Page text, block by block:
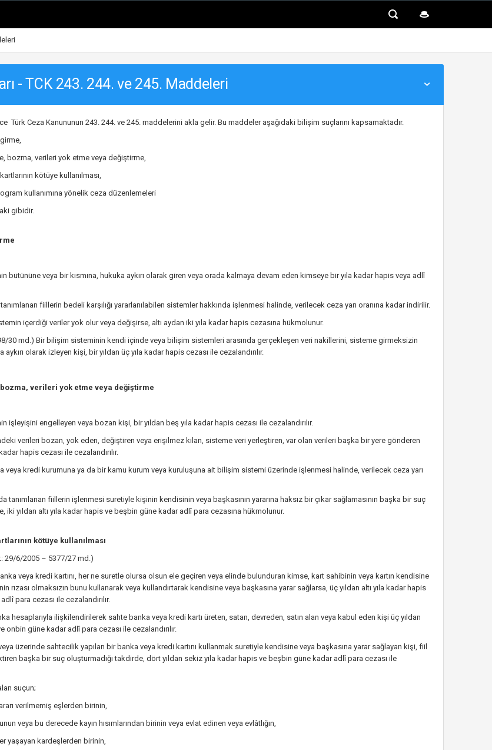
- TCK 243. 244. ve 245. Maddeleri
Türk Ceza Kanununun 243. 244. ve 245. maddelerini akla gelir. Bu maddeler aşağıdaki bilişim suçlarını kapsamaktadır.
bozma, verileri yok etme veya değiştirme,
kötüye kullanılması,
kullanımına yönelik ceza düzenlemeleri
gibidir.
bütününe veya bir kısmına, hukuka aykırı olarak giren veya orada kalmaya devam eden kimseye bir yıla kadar hapis veya adlî
fiillerin bedeli karşılığı yararlanılabilen sistemler hakkında işlenmesi halinde, verilecek ceza yarı oranına kadar indirilir.
içerdiği veriler yok olur veya değişirse, altı aydan iki yıla kadar hapis cezasına hükmolunur.
30 md.) Bir bilişim sisteminin kendi içinde veya bilişim sistemleri arasında gerçekleşen veri nakillerini, sisteme girmeksizin
olarak izleyen kişi, bir yıldan üç yıla kadar hapis cezası ile cezalandırılır.
verileri yok etme veya değiştirme
işleyişini engelleyen veya bozan kişi, bir yıldan beş yıla kadar hapis cezası ile cezalandırılır.
verileri bozan, yok eden, değiştiren veya erişilmez kılan, sisteme veri yerleştiren, var olan verileri başka bir yere gönderen
hapis cezası ile cezalandırılır.
veya kredi kurumuna ya da bir kamu kurum veya kuruluşuna ait bilişim sistemi üzerinde işlenmesi halinde, verilecek ceza yarı
tanımlanan fiillerin işlenmesi suretiyle kişinin kendisinin veya başkasının yararına haksız bir çıkar sağlamasının başka bir suç
iki yıldan altı yıla kadar hapis ve beşbin güne kadar adlî para cezasına hükmolunur.
kötüye kullanılması
29/6/2005 – 5377/27 md.)
veya kredi kartını, her ne suretle olursa olsun ele geçiren veya elinde bulunduran kimse, kart sahibinin veya kartın kendisine
rızası olmaksızın bunu kullanarak veya kullandırtarak kendisine veya başkasına yarar sağlarsa, üç yıldan altı yıla kadar hapis
para cezası ile cezalandırılır.
hesaplarıyla ilişkilendirilerek sahte banka veya kredi kartı üreten, satan, devreden, satın alan veya kabul eden kişi üç yıldan
onbin güne kadar adlî para cezası ile cezalandırılır.
üzerinde sahtecilik yapılan bir banka veya kredi kartını kullanmak suretiyle kendisine veya başkasına yarar sağlayan kişi, fiil
başka bir suç oluşturmadığı takdirde, dört yıldan sekiz yıla kadar hapis ve beşbin güne kadar adlî para cezası ile
suçun;
verilmemiş eşlerden birinin,
veya bu derecede kayın hısımlarından birinin veya evlat edinen veya evlâtlığın,
yaşayan kardeşlerden birinin,